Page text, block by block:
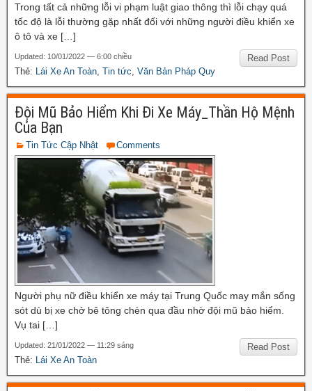
Trong tất cả những lỗi vi phạm luật giao thông thì lỗi chạy quá
tốc độ là lỗi thường gặp nhất đối với những người điều khiển xe
ô tô và xe […]
Read Post
Updated: 10/01/2022 — 6:00 chiều
Thẻ: Lái Xe An Toàn Tin tức Văn Bản Pháp Quy
Đội Mũ Bảo Hiểm Khi Đi Xe Máy_Thần Hộ Mệnh
Của Bạn
Tin Tức Cập Nhật Comments
Người phụ nữ điều khiển xe máy tại Trung Quốc may mắn sống
sót dù bị xe chở bê tông chèn qua đầu nhờ đội mũ bảo hiểm.
Vụ tai […]
Read Post
Updated: 21/01/2022 — 11:29 sáng
Thẻ: Lái Xe An Toàn